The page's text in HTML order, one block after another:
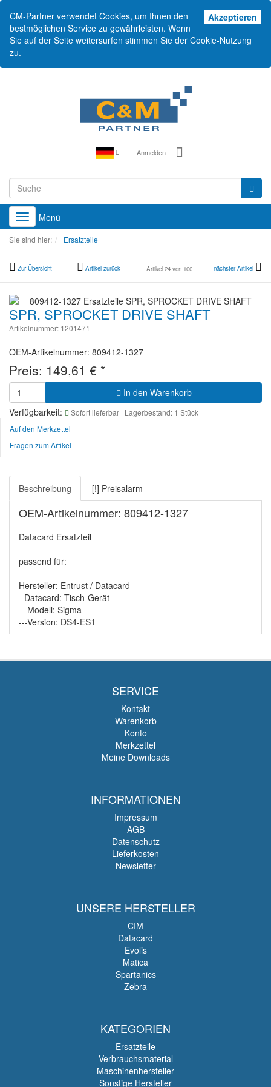
Akzeptieren
CM-Partner verwendet Cookies, um Ihnen den
bestmöglichen Service zu gewährleisten. Wenn
Sie auf der Seite weitersurfen stimmen Sie der Cookie-Nutzung
zu.
Anmelden
Toggle
navigation
Menü
Sie sind hier: Ersatzteile
Zur Übersicht Artikel zurück Artikel 24 von 100 nächster Artikel
SPR, SPROCKET DRIVE SHAFT
Artikelnummer: 1201471
OEM-Artikelnummer: 809412-1327
Preis: 149,61 € *
In den Warenkorb
Verfügbarkeit:
Sofort lieferbar | Lagerbestand: 1 Stück
Auf den Merkzettel
Fragen zum Artikel
Beschreibung [!] Preisalarm
OEM-Artikelnummer: 809412-1327
Datacard Ersatzteil
passend für:
Hersteller: Entrust / Datacard
- Datacard: Tisch-Gerät
-- Modell: Sigma
---Version: DS4-ES1
SERVICE
Kontakt
Warenkorb
Konto
Merkzettel
Meine Downloads
INFORMATIONEN
Impressum
AGB
Datenschutz
Lieferkosten
Newsletter
UNSERE HERSTELLER
CIM
Datacard
Evolis
Matica
Spartanics
Zebra
KATEGORIEN
Ersatzteile
Verbrauchsmaterial
Maschinenhersteller
Sonstige Hersteller